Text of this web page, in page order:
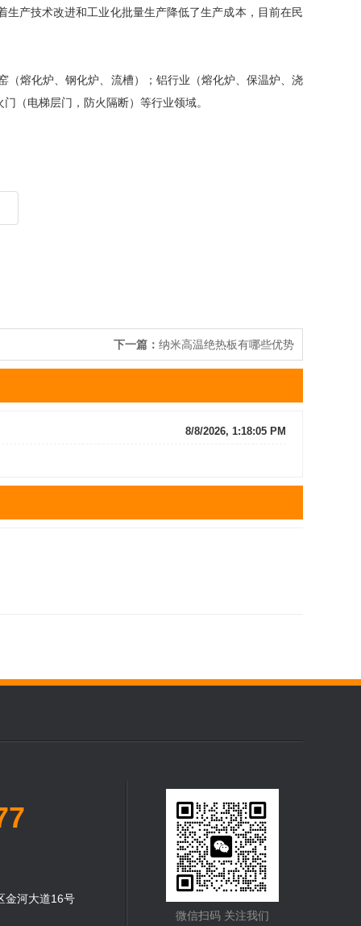
产技术改进和工业化批量生产降低了生产成本，目前在民
熔化炉、钢化炉、流槽）；铝行业（熔化炉、保温炉、浇
（电梯层门，防火隔断）等行业领域。
下一篇： 纳米高温绝热板有哪些优势
8/8/2026, 1:18:05 PM
金河大道16号
微信扫码 关注我们